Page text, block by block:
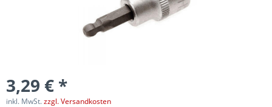
3,29 € *
inkl. MwSt.zzgl. Versandkosten